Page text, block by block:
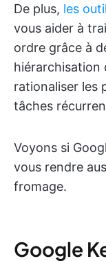
De plus, les
vous aider à
ordre grâce à
hiérarchisation
rationaliser les
tâches
Voyons si
vous rendre
fromage.
Google